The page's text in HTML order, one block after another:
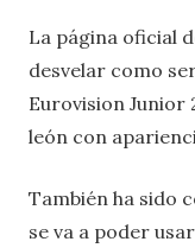
La página oficial
desvelar como
Eurovision Junior
león con
También ha sido
se va a poder